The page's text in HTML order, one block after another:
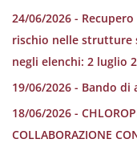
24/06/2026 -
rischio nelle strutture
negli elenchi: 2 luglio
19/06/2026 - Bando di
18/06/2026 -
COLLABORAZIONE